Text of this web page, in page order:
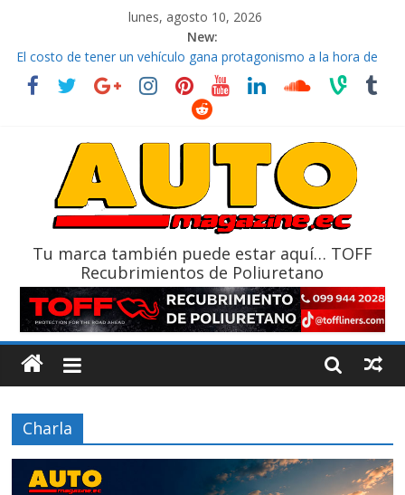
lunes, agosto 10, 2026
New:
La FEDAK recibe 12 Sinotruk Bolden para cubrir las rutas de La
Vuelta
El costo de tener un vehículo gana protagonismo a la hora de
¿Qué puede pasar con tu vehículo si permanece varios días sin
La Vuelta al Ecuador 2026, edición 47ª, recorre 7 provincias en 8
Tu marca también puede estar aquí… TOFF
Recubrimientos de Poliuretano
Charla